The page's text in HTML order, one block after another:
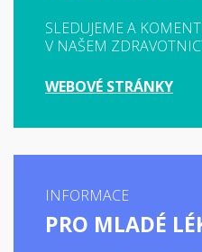
SLEDUJEME A
V NAŠEM
WEBOVÉ STRÁNKY
INFORMACE
PRO MLADÉ